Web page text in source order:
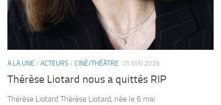
A LA UNE / ACTEURS / CINÉ/THÉÂTRE 25 MAI 2026
Thérèse Liotard nous a quittés RIP
Thérèse Liotard Thérèse Liotard, née le 6 mai